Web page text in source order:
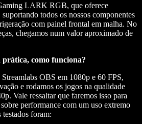
LARK RGB, que oferece
todos os nossos componentes
com painel frontal em malha. No
chegamos num valor aproximado de
prática, como funciona?
OBS em 1080p e 60 FPS,
e rodamos os jogos na qualidade
Vale ressaltar que faremos isso para
performance com um uso extremo
testados foram: